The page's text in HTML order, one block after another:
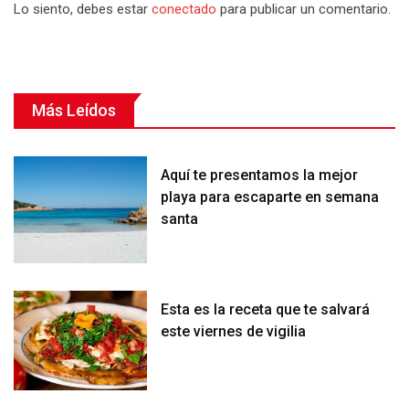
Lo siento, debes estar conectado para publicar un comentario.
Más Leídos
Aquí te presentamos la mejor
playa para escaparte en semana
santa
Esta es la receta que te salvará
este viernes de vigilia